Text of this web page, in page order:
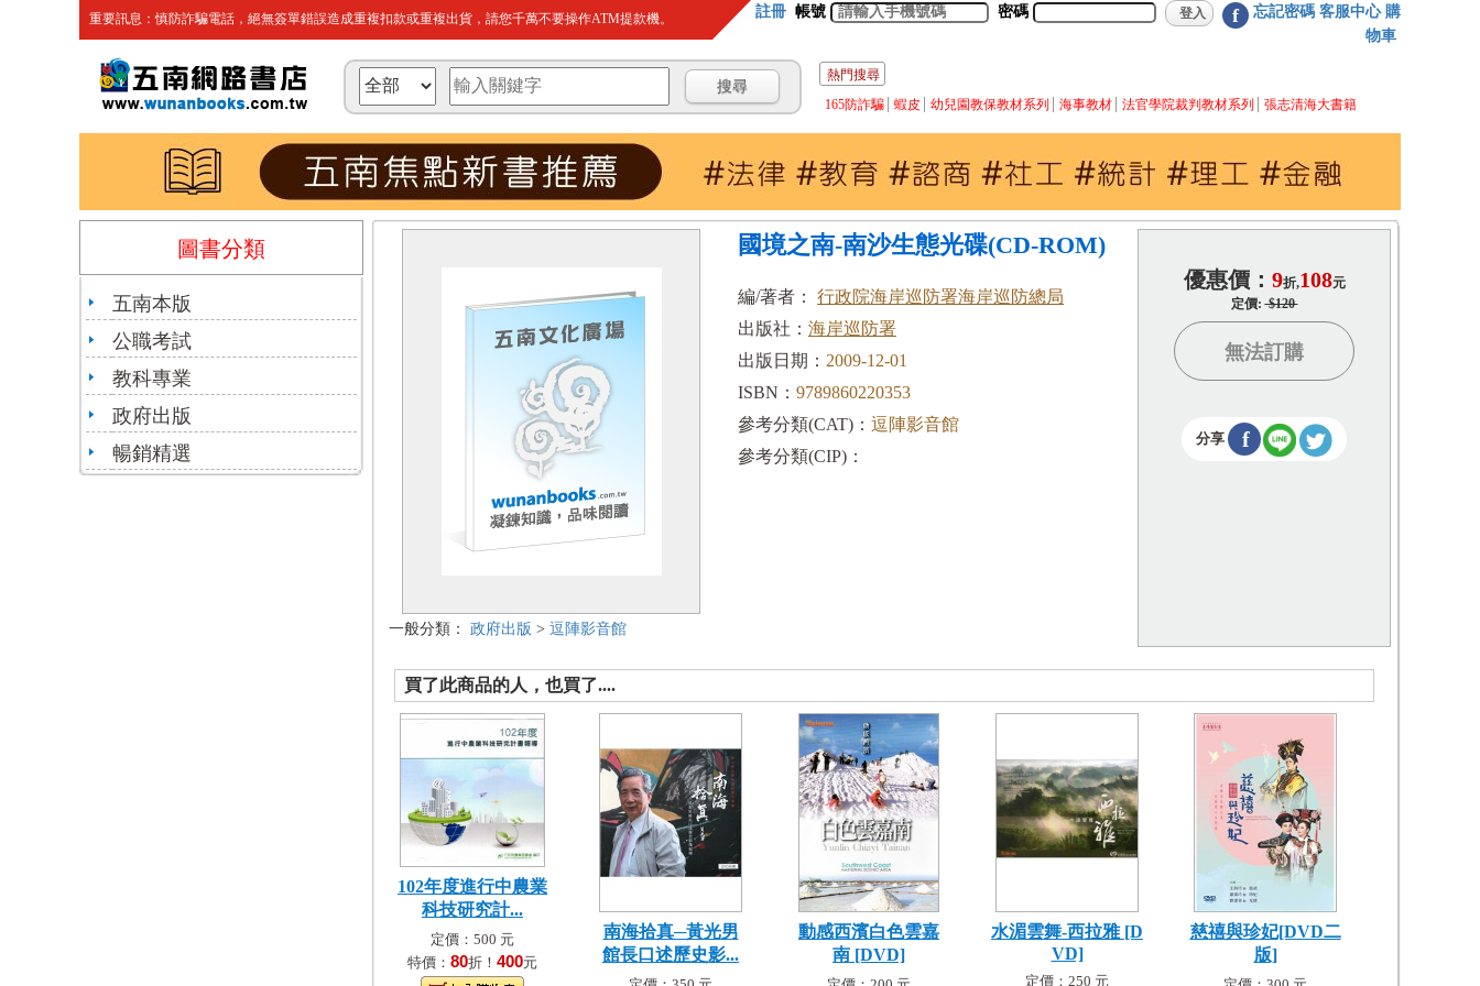
重要訊息：慎防詐騙電話，絕無簽單錯誤造成重複扣款或重複出貨，請您千萬不要操作ATM提款機。 註冊 帳號 密碼 f 忘記密碼 客服中心 購
物車
熱門搜尋
165防詐騙
蝦皮 幼兒園教保教材系列 海事教材 法官學院裁判教材系列 張志清海大書籍
圖書分類
五南本版
公職考試
教科專業
政府出版
暢銷精選
一般分類： 政府出版 > 逗陣影音館
國境之南-南沙生態光碟(CD-ROM)
編/著者： 行政院海岸巡防署海岸巡防總局
出版社： 海岸巡防署
出版日期： 2009-12-01
ISBN： 9789860220353
參考分類(CAT)： 逗陣影音館
參考分類(CIP)：
優惠價： 9折,108元
定價:$120
無法訂購
分享 f
買了此商品的人，也買了....
102年度進行中農業
科技研究計...
定價：500 元
特價： 80折！ 400元
南海拾真─黃光男
館長口述歷史影...
動感西濱白色雲嘉
南 [DVD]
水湄雲舞-西拉雅 [D
VD]
定價：250 元
慈禧與珍妃[DVD二
版]